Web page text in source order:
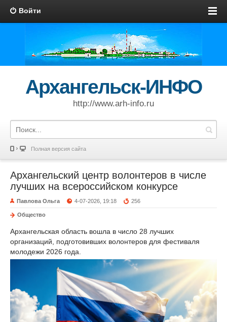
Войти
Архангельск-ИНФО
http://www.arh-info.ru
Полная версия сайта
Архангельский центр волонтеров в числе
лучших на всероссийском конкурсе
Павлова Ольга 4-07-2026, 19:18 256
Общество
Архангельская область вошла в число 28 лучших
организаций, подготовивших волонтеров для фестиваля
молодежи 2026 года.